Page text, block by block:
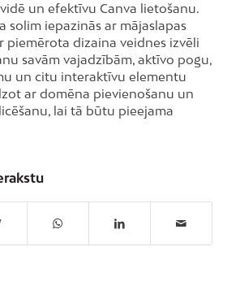
un efektīvu Canva lietošanu.
solim iepazinās ar mājaslapas
piemērota dizaina veidnes izvēli
savām vajadzībām, aktīvo pogu,
un citu interaktīvu elementu
ar domēna pievienošanu un
lai tā būtu pieejama